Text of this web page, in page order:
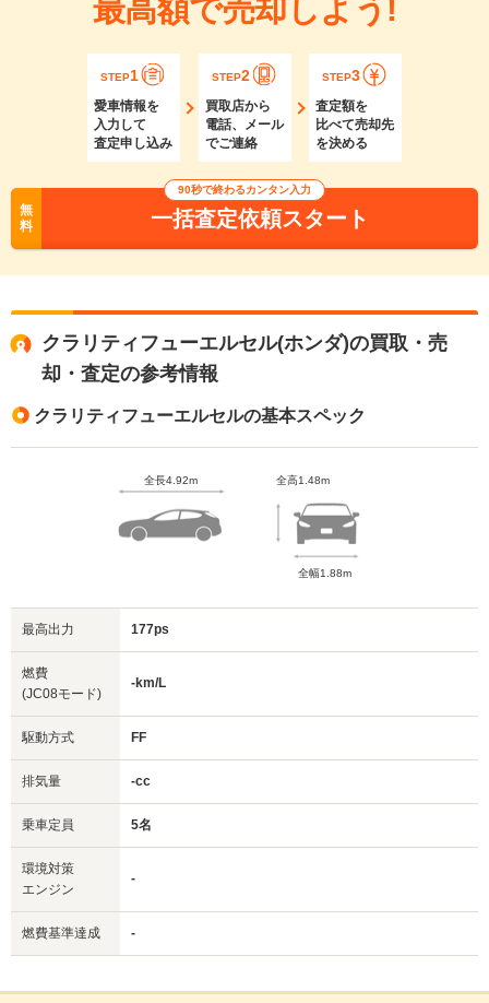
最高額で売却しよう!
STEP1
愛車情報を
入力して
査定申し込み
STEP2
買取店から
電話、メール
でご連絡
STEP3
査定額を
比べて売却先
を決める
無
料
90秒で終わるカンタン入力
一括査定依頼スタート
クラリティフューエルセル(ホンダ)の買取・売
却・査定の参考情報
クラリティフューエルセルの基本スペック
全長4.92m 全高1.48m
全幅1.88m
最高出力 177ps
燃費
(JC08モード)
-km/L
駆動方式 FF
排気量 -cc
乗車定員 5名
環境対策
エンジン
-
燃費基準達成 -